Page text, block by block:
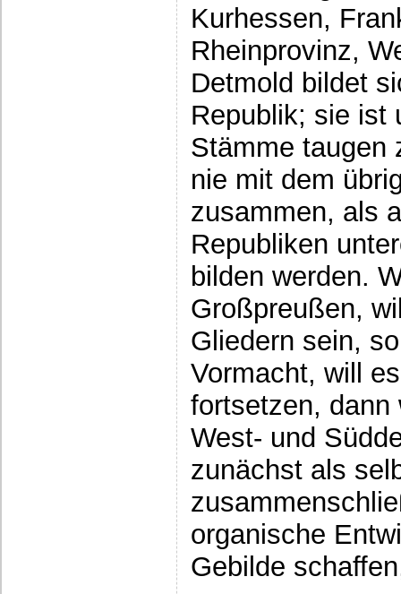
Kurhessen,
Rheinprovinz,
Detmold bildet
Republik; sie ist
Stämme taugen
nie mit dem
zusammen, als
Republiken
bilden werden.
Großpreußen,
Gliedern sein,
Vormacht, will
fortsetzen, dann
West- und
zunächst als
organische
Gebilde